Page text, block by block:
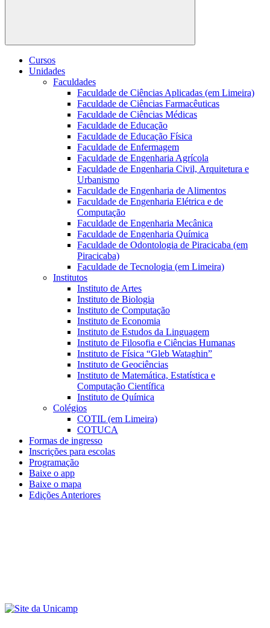
Buscar
Cursos
Unidades
Faculdades
Faculdade de Ciências Aplicadas (em Limeira)
Faculdade de Ciências Farmacêuticas
Faculdade de Ciências Médicas
Faculdade de Educação
Faculdade de Educação Física
Faculdade de Enfermagem
Faculdade de Engenharia Agrícola
Faculdade de Engenharia Civil, Arquitetura e
Urbanismo
Faculdade de Engenharia de Alimentos
Faculdade de Engenharia Elétrica e de
Computação
Faculdade de Engenharia Mecânica
Faculdade de Engenharia Química
Faculdade de Odontologia de Piracicaba (em
Piracicaba)
Faculdade de Tecnologia (em Limeira)
Institutos
Instituto de Artes
Instituto de Biologia
Instituto de Computação
Instituto de Economia
Instituto de Estudos da Linguagem
Instituto de Filosofia e Ciências Humanas
Instituto de Física “Gleb Wataghin”
Instituto de Geociências
Instituto de Matemática, Estatística e
Computação Científica
Instituto de Química
Colégios
COTIL (em Limeira)
COTUCA
Formas de ingresso
Inscrições para escolas
Programação
Baixe o app
Baixe o mapa
Edições Anteriores